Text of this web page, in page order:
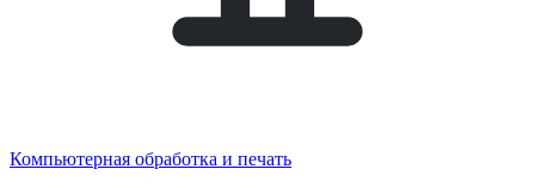
Компьютерная обработка и печать